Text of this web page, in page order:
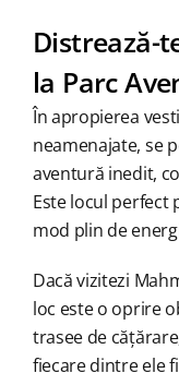
Distrează-
la Parc
În apropierea
neamenajate, se
aventură inedit,
Este locul perfect
mod plin de
Dacă vizitezi
loc este o oprire
trasee de
fiecare dintre ele